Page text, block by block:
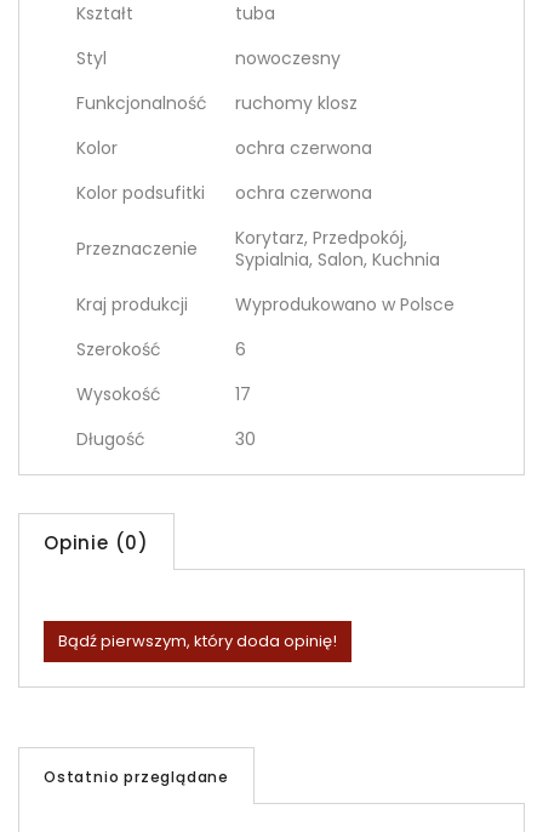
Kształt
tuba
Styl
nowoczesny
Funkcjonalność
ruchomy klosz
Kolor
ochra czerwona
Kolor podsufitki
ochra czerwona
Przeznaczenie
Korytarz, Przedpokój,
Sypialnia, Salon, Kuchnia
Kraj produkcji
Wyprodukowano w Polsce
Szerokość
6
Wysokość
17
Długość
30
Opinie (0)
Bądź pierwszym, który doda opinię!
Ostatnio przeglądane